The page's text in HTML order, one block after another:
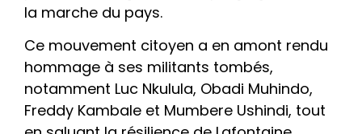
la marche du pays.
Ce mouvement citoyen a en amont rendu
hommage à ses militants tombés,
notamment Luc Nkulula, Obadi Muhindo,
Freddy Kambale et Mumbere Ushindi, tout